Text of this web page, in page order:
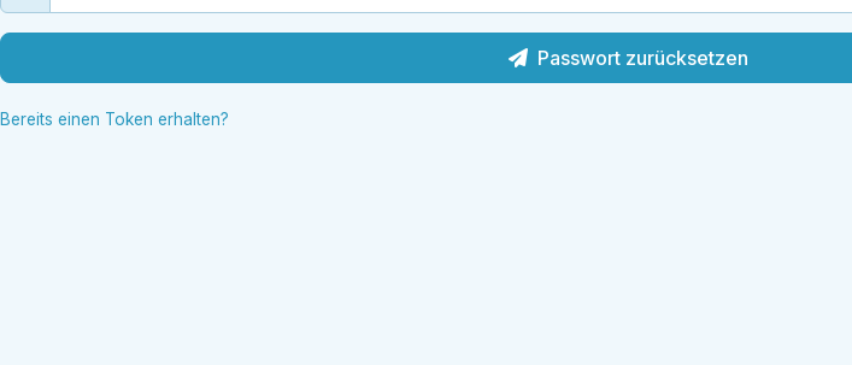
Passwort zurücksetzen
Bereits einen Token erhalten?